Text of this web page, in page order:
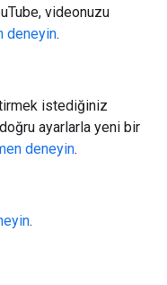
videonuzu
deneyin.
istediğiniz
ayarlarla yeni bir
deneyin.
.